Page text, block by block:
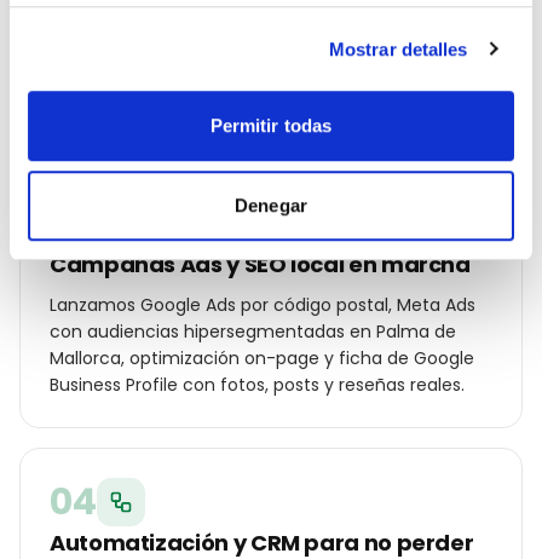
Mostrar detalles
Permitir todas
Denegar
Catalina, Portixol, Son Vida…), ángulos de campaña
Campañas Ads y SEO local en marcha
Lanzamos Google Ads por código postal, Meta Ads
con audiencias hipersegmentadas en Palma de
Mallorca, optimización on-page y ficha de Google
Business Profile con fotos, posts y reseñas reales.
04
Automatización y CRM para no perder